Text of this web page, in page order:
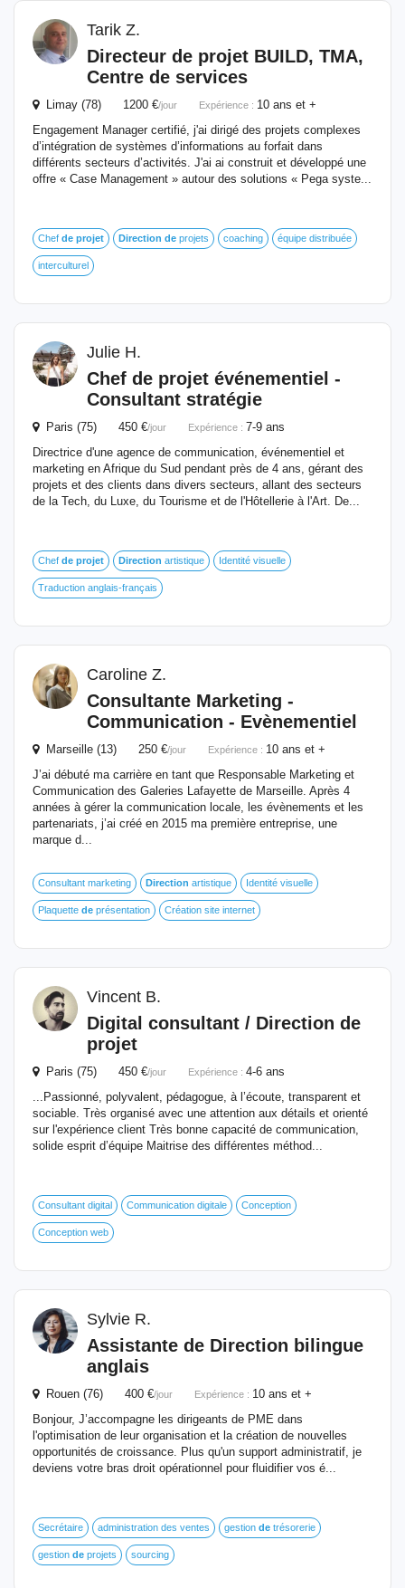
Tarik Z.
Directeur de projet BUILD, TMA,
Centre de services
Limay (78) 1200 €/jour Expérience : 10 ans et +
Engagement Manager certifié, j'ai dirigé des projets complexes
d’intégration de systèmes d’informations au forfait dans
différents secteurs d’activités. J'ai ai construit et développé une
offre « Case Management » autour des solutions « Pega syste...
Chef de projet Direction de projets coaching équipe distribuée
interculturel
Julie H.
Chef de projet événementiel -
Consultant stratégie
Paris (75) 450 €/jour Expérience : 7-9 ans
Directrice d'une agence de communication, événementiel et
marketing en Afrique du Sud pendant près de 4 ans, gérant des
projets et des clients dans divers secteurs, allant des secteurs
de la Tech, du Luxe, du Tourisme et de l'Hôtellerie à l'Art. De...
Chef de projet Direction artistique Identité visuelle
Traduction anglais-français
Caroline Z.
Consultante Marketing -
Communication - Evènementiel
Marseille (13) 250 €/jour Expérience : 10 ans et +
J’ai débuté ma carrière en tant que Responsable Marketing et
Communication des Galeries Lafayette de Marseille. Après 4
années à gérer la communication locale, les évènements et les
partenariats, j’ai créé en 2015 ma première entreprise, une
marque d...
Consultant marketing Direction artistique Identité visuelle
Plaquette de présentation Création site internet
Vincent B.
Digital consultant / Direction de
projet
Paris (75) 450 €/jour Expérience : 4-6 ans
...Passionné, polyvalent, pédagogue, à l’écoute, transparent et
sociable. Très organisé avec une attention aux détails et orienté
sur l'expérience client Très bonne capacité de communication,
solide esprit d’équipe Maitrise des différentes méthod...
Consultant digital Communication digitale Conception
Conception web
Sylvie R.
Assistante de Direction bilingue
anglais
Rouen (76) 400 €/jour Expérience : 10 ans et +
Bonjour, J’accompagne les dirigeants de PME dans
l'optimisation de leur organisation et la création de nouvelles
opportunités de croissance. Plus qu'un support administratif, je
deviens votre bras droit opérationnel pour fluidifier vos é...
Secrétaire administration des ventes gestion de trésorerie
gestion de projets sourcing